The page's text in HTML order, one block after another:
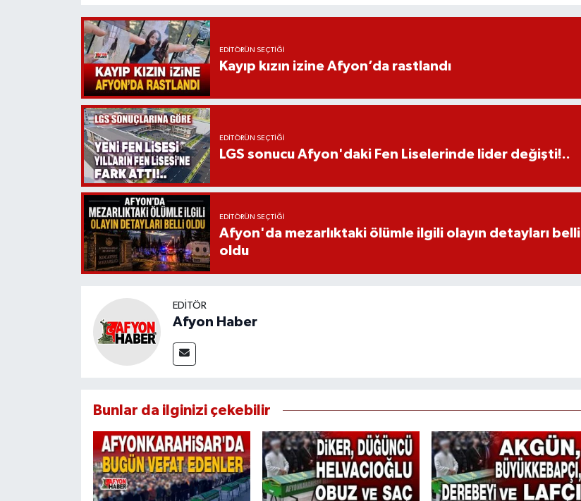
EDITÖRÜN SEÇTIĞI
Kayıp kızın izine Afyon’da rastlandı
EDITÖRÜN SEÇTIĞI
LGS sonucu Afyon'daki Fen Liselerinde lider değişti!..
EDITÖRÜN SEÇTIĞI
Afyon'da mezarlıktaki ölümle ilgili olayın detayları belli
oldu
EDITÖR
Afyon Haber
Bunlar da ilginizi çekebilir